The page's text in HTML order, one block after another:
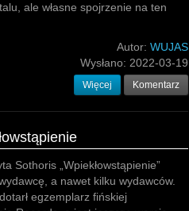
ale własne spojrzenie na ten
Autor: WUJAS
Wysłano: 2022-03-19
Więcej Komentarz
Sothoris „Wpiekłowstąpienie”
a nawet kilku wydawców.
egzemplarz fińskiej